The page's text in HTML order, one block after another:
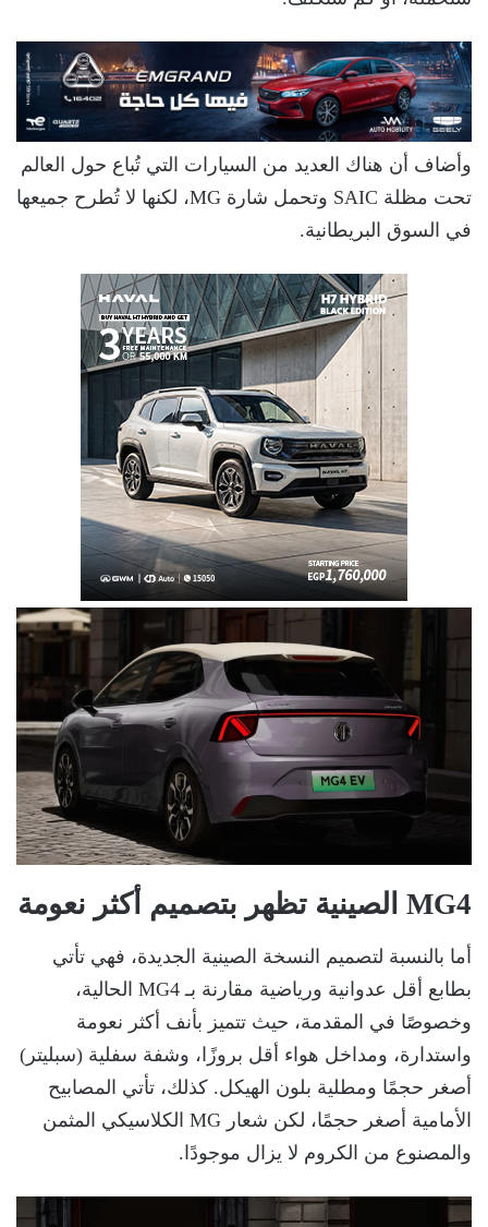
وأضاف أن هناك العديد من السيارات التي تُباع حول العالم
تحت مظلة SAIC وتحمل شارة MG، لكنها لا تُطرح جميعها
في السوق البريطانية.
MG4 الصينية تظهر بتصميم أكثر نعومة
أما بالنسبة لتصميم النسخة الصينية الجديدة، فهي تأتي
بطابع أقل عدوانية ورياضية مقارنة بـ MG4 الحالية،
وخصوصًا في المقدمة، حيث تتميز بأنف أكثر نعومة
واستدارة، ومداخل هواء أقل بروزًا، وشفة سفلية (سبليتر)
أصغر حجمًا ومطلية بلون الهيكل. كذلك، تأتي المصابيح
الأمامية أصغر حجمًا، لكن شعار MG الكلاسيكي المثمن
والمصنوع من الكروم لا يزال موجودًا.